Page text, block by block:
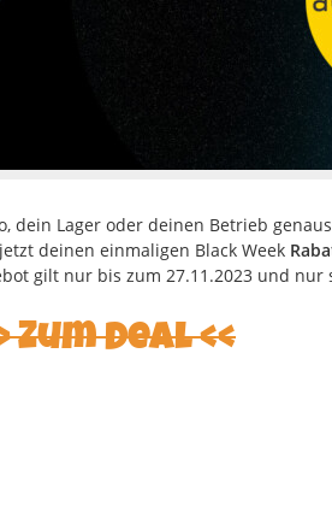
dein Lager oder deinen Betrieb
deinen einmaligen Black Week
gilt nur bis zum 27.11.2023 und
Zum Deal